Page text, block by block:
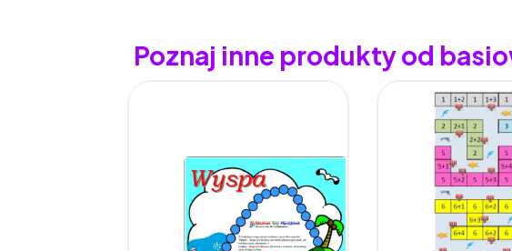
Poznaj inne produkty od